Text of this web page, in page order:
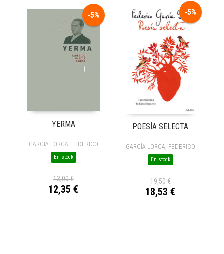
-5%
YERMA
GARCÍA LORCA, FEDERICO
En stock
13,00 €
12,35 €
-5%
POESÍA SELECTA
GARCÍA LORCA, FEDERICO
En stock
19,50 €
18,53 €